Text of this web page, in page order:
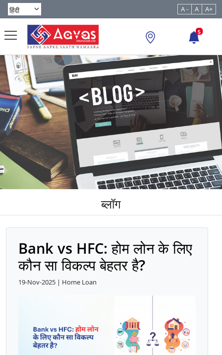
A - A A+
5
ब्लॉग
Bank vs HFC: होम लोन के लिए
कौन सा विकल्प बेहतर है?
19-Nov-2025 | Home Loan